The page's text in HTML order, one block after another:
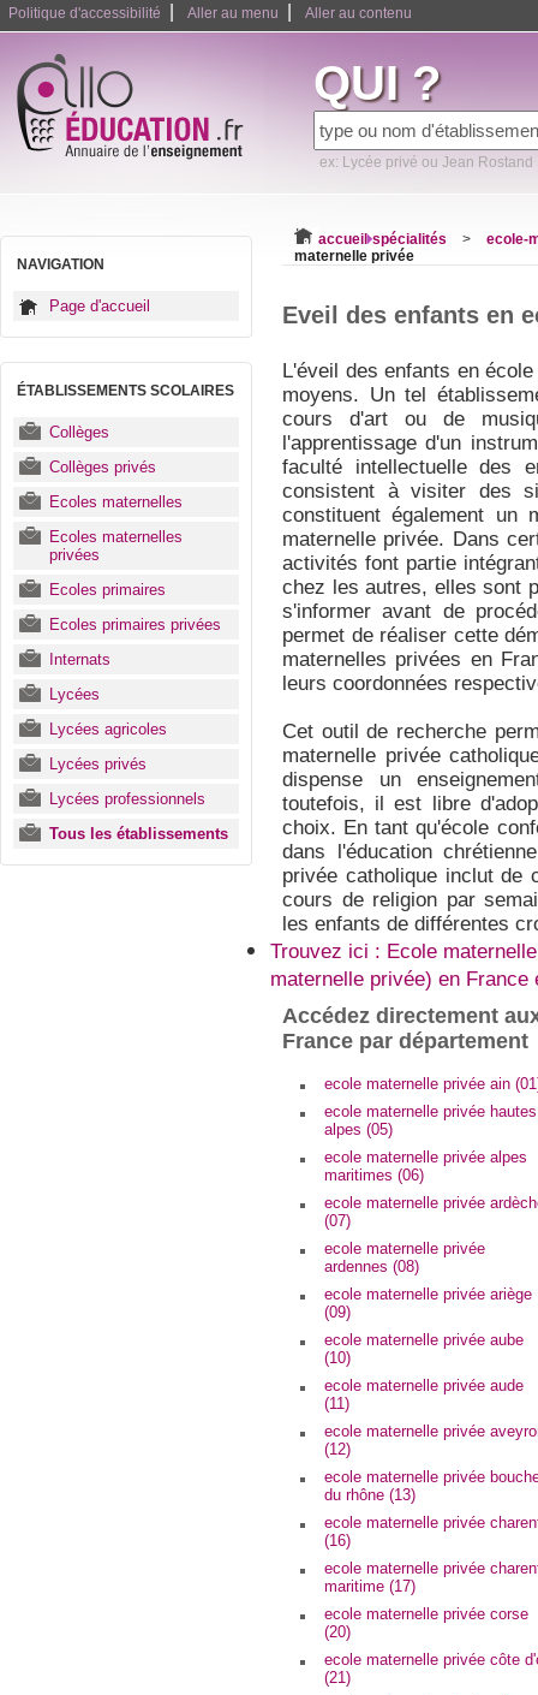
Politique d'accessibilité Aller au menu Aller au contenu
QUI ?
ex: Lycée privé ou Jean Rostand
NAVIGATION
Page d'accueil
ÉTABLISSEMENTS SCOLAIRES
Collèges
Collèges privés
Ecoles maternelles
Ecoles maternelles
privées
Ecoles primaires
Ecoles primaires privées
Internats
Lycées
Lycées agricoles
Lycées privés
Lycées professionnels
Tous les établissements
accueil spécialités > ecole-
maternelle privée
Eveil des enfants en
L'éveil des enfants en
moyens. Un tel
cours d'art ou de
l'apprentissage d'un
faculté intellectuelle des
consistent à visiter des
constituent également un
maternelle privée. Dans
activités font partie
chez les autres, elles sont
s'informer avant de
permet de réaliser cette
maternelles privées en
leurs coordonnées
Cet outil de recherche
maternelle privée
dispense un
toutefois, il est libre
choix. En tant qu'école
dans l'éducation
privée catholique inclut de
cours de religion par
les enfants de différentes
Trouvez ici : Ecole
maternelle privée) en
Accédez directement
France par département
ecole maternelle privée ain
ecole maternelle privée hautes
alpes (05)
ecole maternelle privée alpes
maritimes (06)
ecole maternelle privée
(07)
ecole maternelle privée
ardennes (08)
ecole maternelle privée ariège
(09)
ecole maternelle privée aube
(10)
ecole maternelle privée aude
(11)
ecole maternelle privée
(12)
ecole maternelle privée
du rhône (13)
ecole maternelle privée
(16)
ecole maternelle privée
maritime (17)
ecole maternelle privée corse
(20)
ecole maternelle privée côte
(21)